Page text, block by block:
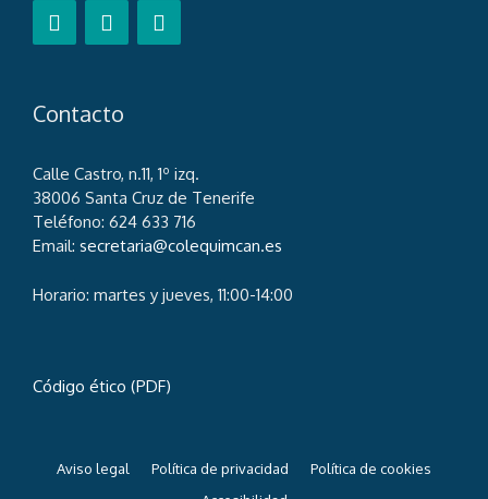
Contacto
Calle Castro, n.11, 1º izq.
38006 Santa Cruz de Tenerife
Teléfono: 624 633 716
Email: secretaria@colequimcan.es
Horario: martes y jueves, 11:00-14:00
Código ético (PDF)
Aviso legal Política de privacidad
Política de cookies